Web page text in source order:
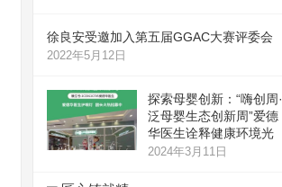
徐良安受邀加入第五届GGAC大赛评委会
2022年5月12日
探索母婴创新：“嗨创周·
泛母婴生态创新周”爱德
华医生诠释健康环境光
2024年3月11日